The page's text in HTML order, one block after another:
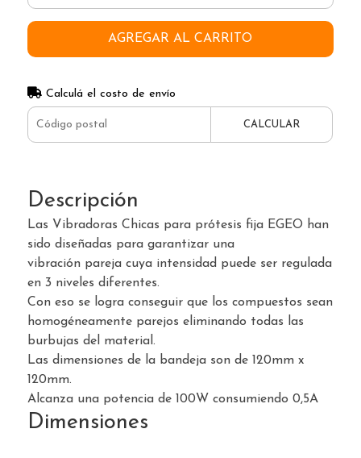
AGREGAR AL CARRITO
Calculá el costo de envío
CALCULAR
Descripción
Las Vibradoras Chicas para prótesis fija EGEO han
sido diseñadas para garantizar una
vibración pareja cuya intensidad puede ser regulada
en 3 niveles diferentes.
Con eso se logra conseguir que los compuestos sean
homogéneamente parejos eliminando todas las
burbujas del material.
Las dimensiones de la bandeja son de 120mm x
120mm.
Alcanza una potencia de 100W consumiendo 0,5A
Dimensiones